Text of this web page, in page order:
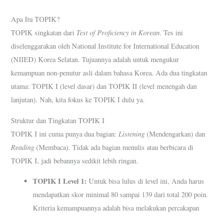
Apa Itu TOPIK?
TOPIK singkatan dari Test of Proficiency in Korean. Tes ini
diselenggarakan oleh National Institute for International Education
(NIIED) Korea Selatan. Tujuannya adalah untuk mengukur
kemampuan non-penutur asli dalam bahasa Korea. Ada dua tingkatan
utama: TOPIK I (level dasar) dan TOPIK II (level menengah dan
lanjutan). Nah, kita fokus ke TOPIK I dulu ya.
Struktur dan Tingkatan TOPIK I
TOPIK I ini cuma punya dua bagian:Listening (Mendengarkan) dan
Reading (Membaca). Tidak ada bagian menulis atau berbicara di
TOPIK I, jadi bebannya sedikit lebih ringan.
TOPIK I Level 1: Untuk bisa lulus di level ini, Anda harus
mendapatkan skor minimal 80 sampai 139 dari total 200 poin.
Kriteria kemampuannya adalah bisa melakukan percakapan